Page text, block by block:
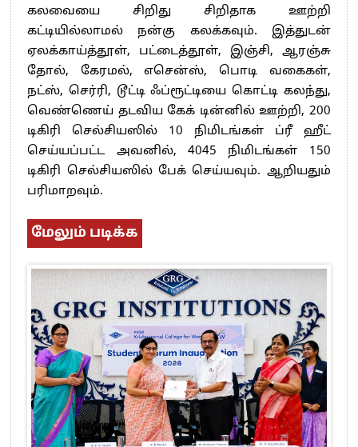
கலவையை சிறிது சிறிதாக ஊற்றி
கட்டியில்லாமல் நன்கு கலக்கவும். இத்துடன்
ஏலக்காய்த்தூள், பட்டைத்தூள், இஞ்சி, ஆரஞ்சு
தோல், கேரமல், எசென்ஸ், பொடி வகைகள்,
நட்ஸ், செர்ரி, டூட்டி ஃப்ரூட்டியை கொட்டி கலந்து,
வெண்ணெய் தடவிய கேக் டின்னில் ஊற்றி, 200
டிகிரி செல்சியஸில் 10 நிமிடங்கள் ப்ரீ ஹீட்
செய்யப்பட்ட அவனில், 4045 நிமிடங்கள் 150
டிகிரி செல்சியஸில் பேக் செய்யவும். ஆறியதும்
பரிமாறவும்.
மேலும் படிக்க